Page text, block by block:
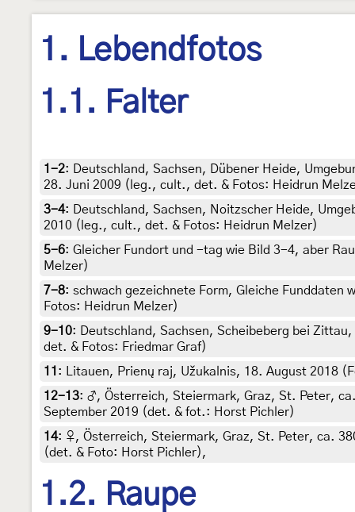
1. Lebendfotos
1.1. Falter
1-2:
Deutschland, Sachsen, Dübener Heide,
28. Juni 2009 (leg., cult., det. & Fotos: Heidrun
3-4:
Deutschland, Sachsen, Noitzscher Heide,
2010 (leg., cult., det. & Fotos: Heidrun Melzer)
5-6: Gleicher Fundort und -tag wie Bild 3-4, aber
Melzer)
7-8: schwach gezeichnete Form, Gleiche
Fotos: Heidrun Melzer)
9-10:
Deutschland, Sachsen, Scheibeberg bei
det. & Fotos: Friedmar Graf)
11 :
Litauen, Prienų raj, Užukalnis, 18. August 2018
12-13: ♂, Österreich, Steiermark, Graz, St. Peter,
September 2019 (det. & fot.: Horst Pichler)
14: ♀, Österreich, Steiermark, Graz, St. Peter, ca.
(det. & Foto: Horst Pichler),
1.2. Raupe